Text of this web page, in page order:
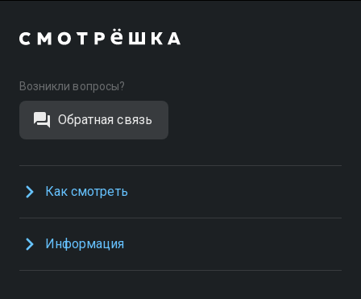
Возникли вопросы?
Обратная связь
Как смотреть
Информация